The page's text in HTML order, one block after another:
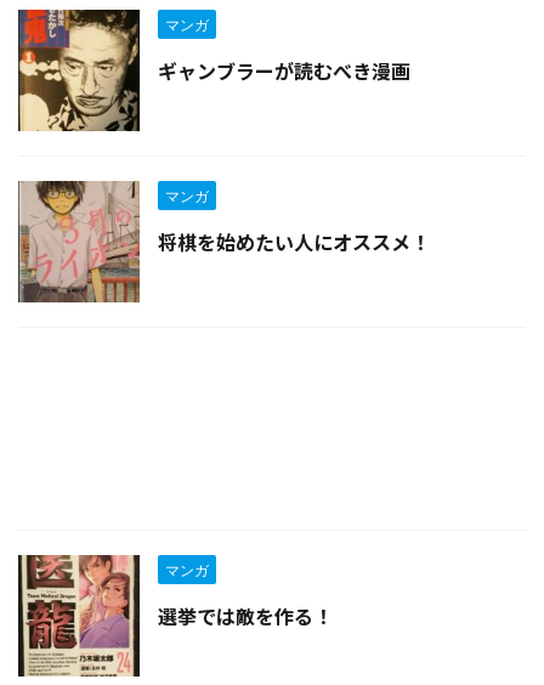
マンガ
ギャンブラーが読むべき漫画
マンガ
将棋を始めたい人にオススメ！
マンガ
選挙では敵を作る！